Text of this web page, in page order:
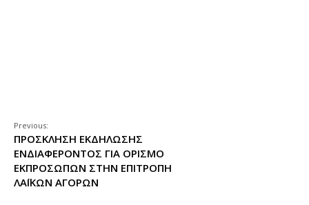
Previous:
ΠΡΟΣΚΛΗΣΗ ΕΚΔΗΛΩΣΗΣ
ΕΝΔΙΑΦΕΡΟΝΤΟΣ ΓΙΑ ΟΡΙΣΜΟ
ΕΚΠΡΟΣΩΠΩΝ ΣΤΗΝ ΕΠΙΤΡΟΠΗ
ΛΑΪΚΩΝ ΑΓΟΡΩΝ